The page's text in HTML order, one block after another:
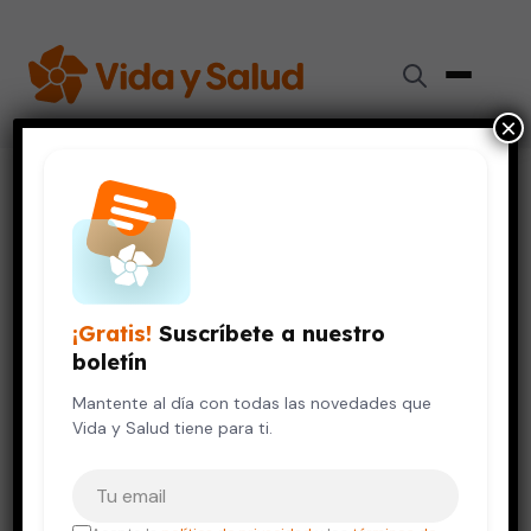
Videos de Salud
VIDA SALUDABLE
Desarrollando Conciencia –
WOHASU
¡Gratis! Suscríbete a nuestro
boletín
Mantente al día con todas las novedades que
Vida y Salud tiene para ti.
×